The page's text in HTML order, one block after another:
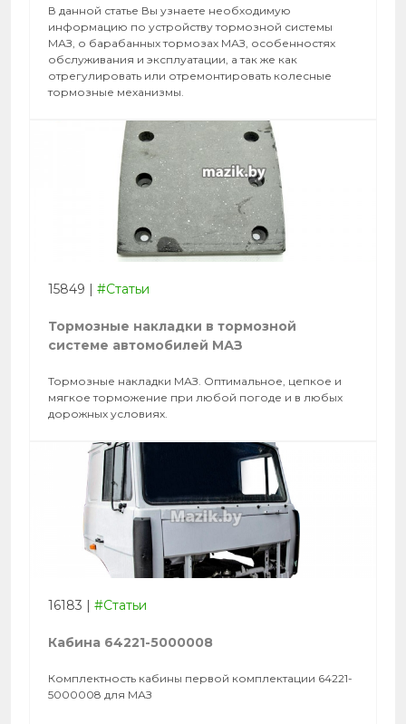
В данной статье Вы узнаете необходимую
информацию по устройству тормозной системы
МАЗ, о барабанных тормозах МАЗ, особенностях
обслуживания и эксплуатации, а так же как
отрегулировать или отремонтировать колесные
тормозные механизмы.
15849 | #Статьи
Тормозные накладки в тормозной
системе автомобилей МАЗ
Тормозные накладки МАЗ. Оптимальное, цепкое и
мягкое торможение при любой погоде и в любых
дорожных условиях.
16183 | #Статьи
Кабина 64221-5000008
Комплектность кабины первой комплектации 64221-
5000008 для МАЗ